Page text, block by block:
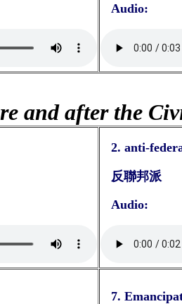
Audio:
and after the
2. anti-
反聯邦派
Audio:
7.